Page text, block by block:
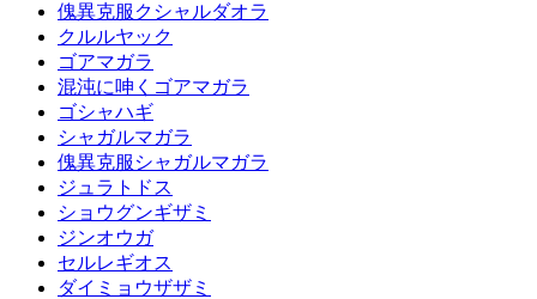
傀異克服クシャルダオラ
クルルヤック
ゴアマガラ
混沌に呻くゴアマガラ
ゴシャハギ
シャガルマガラ
傀異克服シャガルマガラ
ジュラトドス
ショウグンギザミ
ジンオウガ
セルレギオス
ダイミョウザザミ